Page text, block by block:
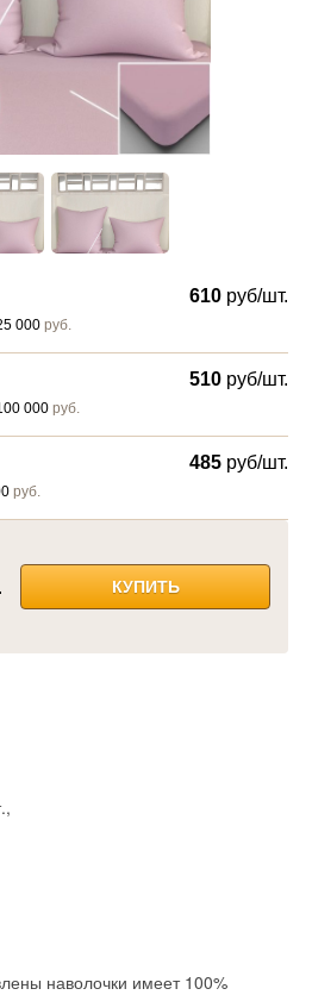
000 руб.
610 руб/шт.
000 руб.
510 руб/шт.
руб.
485 руб/шт.
КУПИТЬ
наволочки имеет 100%